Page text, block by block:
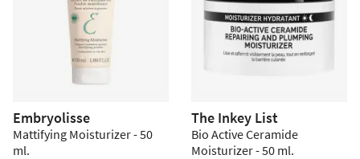
Embryolisse
Mattifying Moisturizer - 50
ml.
The Inkey List
Bio Active Ceramide
Moisturizer - 50 ml.